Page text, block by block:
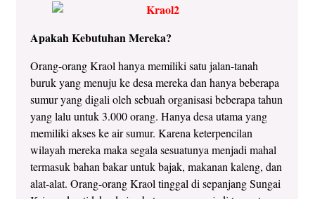
Apakah Kebutuhan Mereka?
Orang-orang Kraol hanya memiliki satu jalan-tanah
buruk yang menuju ke desa mereka dan hanya beberapa
sumur yang digali oleh sebuah organisasi beberapa tahun
yang lalu untuk 3.000 orang. Hanya desa utama yang
memiliki akses ke air sumur. Karena keterpencilan
wilayah mereka maka segala sesuatunya menjadi mahal
termasuk bahan bakar untuk bajak, makanan kaleng, dan
alat-alat. Orang-orang Kraol tinggal di sepanjang Sungai